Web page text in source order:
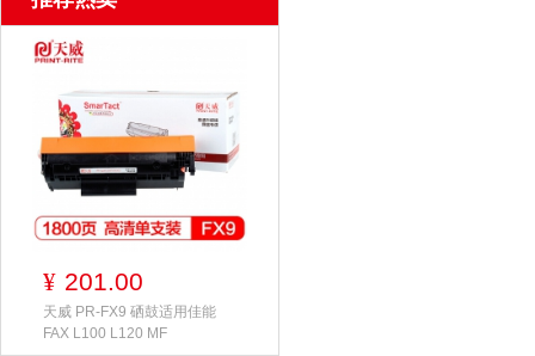
¥ 201.00
天威 PR-FX9 硒鼓适用佳能
FAX L100 L120 MF